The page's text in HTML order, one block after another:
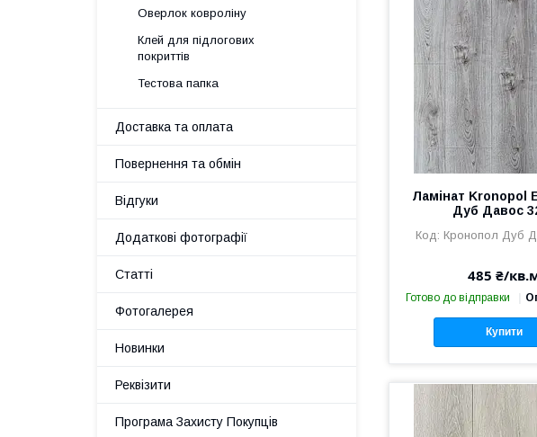
Ламінат Kronopol
Дуб Давос
Кронопол Дуб
485 ₴/
Готово до відправки
Купити
Оверлок ковроліну
Клей для підлогових
покриттів
Тестова папка
Доставка та оплата
Повернення та обмін
Відгуки
Додаткові фотографії
Статті
Фотогалерея
Новинки
Реквізити
Програма Захисту Покупців